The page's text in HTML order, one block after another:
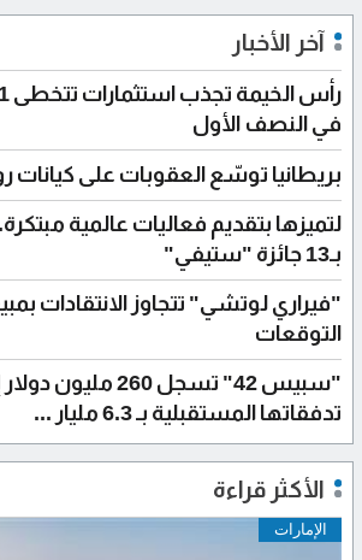
آخر الأخبار
في النصف الأول
بريطانيا توسّع العقوبات على كيانات
لتميزها بتقديم فعاليات عالمية
بـ13 جائزة "ستيفي"
"فيراري لوتشي" تتجاوز الانتقادات
التوقعات
"سبيس 42" تسجل 260
تدفقاتها المستقبلية بـ 6.3 مليار ...
الأكثر قراءة
الإمارات